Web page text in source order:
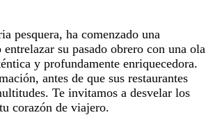
pesquera, ha comenzado una
entrelazar su pasado obrero con una ola
y profundamente enriquecedora.
antes de que sus restaurantes
Te invitamos a desvelar los
corazón de viajero.